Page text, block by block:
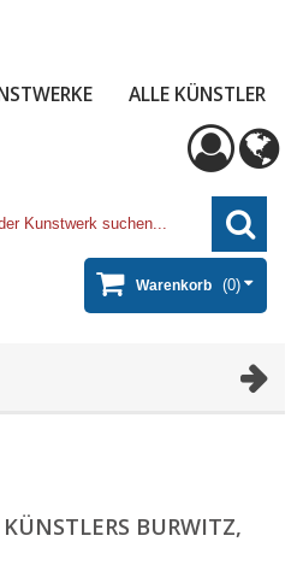
ALLE KÜNSTLER
Warenkorb (0)
BURWITZ,